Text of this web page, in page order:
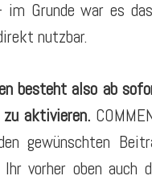
Grunde war es
nutzbar.
besteht also ab
aktivieren.
gewünschten
vorher oben auch